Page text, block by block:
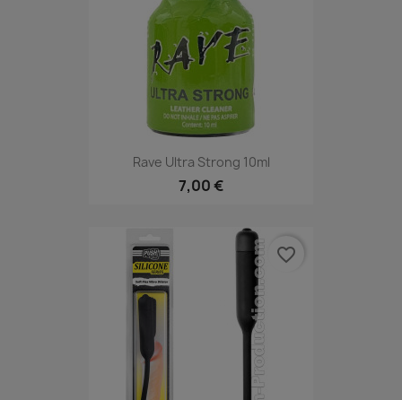
Rave Ultra Strong 10ml
7,00 €
favorite_border